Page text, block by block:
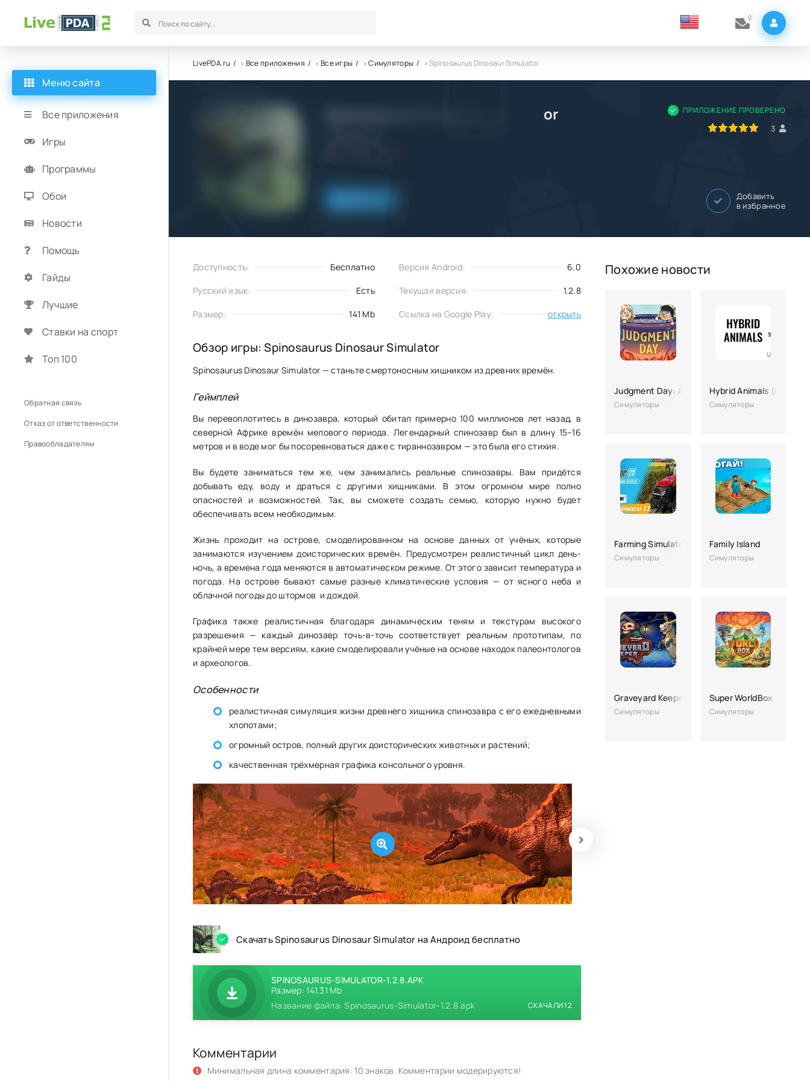
0
LivePDA.ru »Все приложения »Все игры »Симуляторы » Spinosaurus Dinosaur Simulator
Spinosaurus Dinosaur Simulator ПРИЛОЖЕНИЕ ПРОВЕРЕНО
3
Добавить
в избранное
Доступность: Бесплатно Версия Android: 6.0
Русский язык: Есть Текущая версия: 1.2.8
Размер: 141 Mb Ссылка на Google Play: открыть
Обзор игры: Spinosaurus Dinosaur Simulator
Spinosaurus Dinosaur Simulator — станьте смертоносным хищником из древних времён.
Геймплей
Вы перевоплотитесь в динозавра, который обитал примерно 100 миллионов лет назад, в
северной Африке времён мелового периода. Легендарный спинозавр был в длину 15–16
метров и в воде мог бы посоревноваться даже с тираннозавром — это была его стихия.
Вы будете заниматься тем же, чем занимались реальные спинозавры. Вам придётся
добывать еду, воду и драться с другими хищниками. В этом огромном мире полно
опасностей и возможностей. Так, вы сможете создать семью, которую нужно будет
обеспечивать всем необходимым.
Жизнь проходит на острове, смоделированном на основе данных от учёных, которые
занимаются изучением доисторических времён. Предусмотрен реалистичный цикл день-
ночь, а времена года меняются в автоматическом режиме. От этого зависит температура и
погода. На острове бывают самые разные климатические условия — от ясного неба и
облачной погоды до штормов и дождей.
Графика также реалистичная благодаря динамическим теням и текстурам высокого
разрешения — каждый динозавр точь-в-точь соответствует реальным прототипам, по
крайней мере тем версиям, какие смоделировали учёные на основе находок палеонтологов
и археологов.
Особенности
реалистичная симуляция жизни древнего хищника спинозавра с его ежедневными
хлопотами;
огромный остров, полный других доисторических животных и растений;
качественная трёхмерная графика консольного уровня.
Скачать Spinosaurus Dinosaur Simulator на Андроид бесплатно
SPINOSAURUS-SIMULATOR-1.2.8.APK
Размер: 141.31 Mb
Название файла: Spinosaurus-Simulator-1.2.8.apk
СКАЧАЛИ 12
Комментарии
Минимальная длина комментария: 10 знаков. Комментарии модерируются!
Похожие новости
Judgment Day: Ангел Божий. Рай или ад?
Симуляторы
Hybrid Animals (Гибрид
Симуляторы
Farming Simulator 23
Симуляторы
Family Island
Симуляторы
Graveyard Keeper
Симуляторы
Super WorldBox
Симуляторы
Меню сайта
Все приложения
Игры
Программы
Обои
Новости
Помощь
Гайды
Лучшие
Ставки на спорт
Топ 100
Обратная связь
Отказ от ответственности
Правообладателям